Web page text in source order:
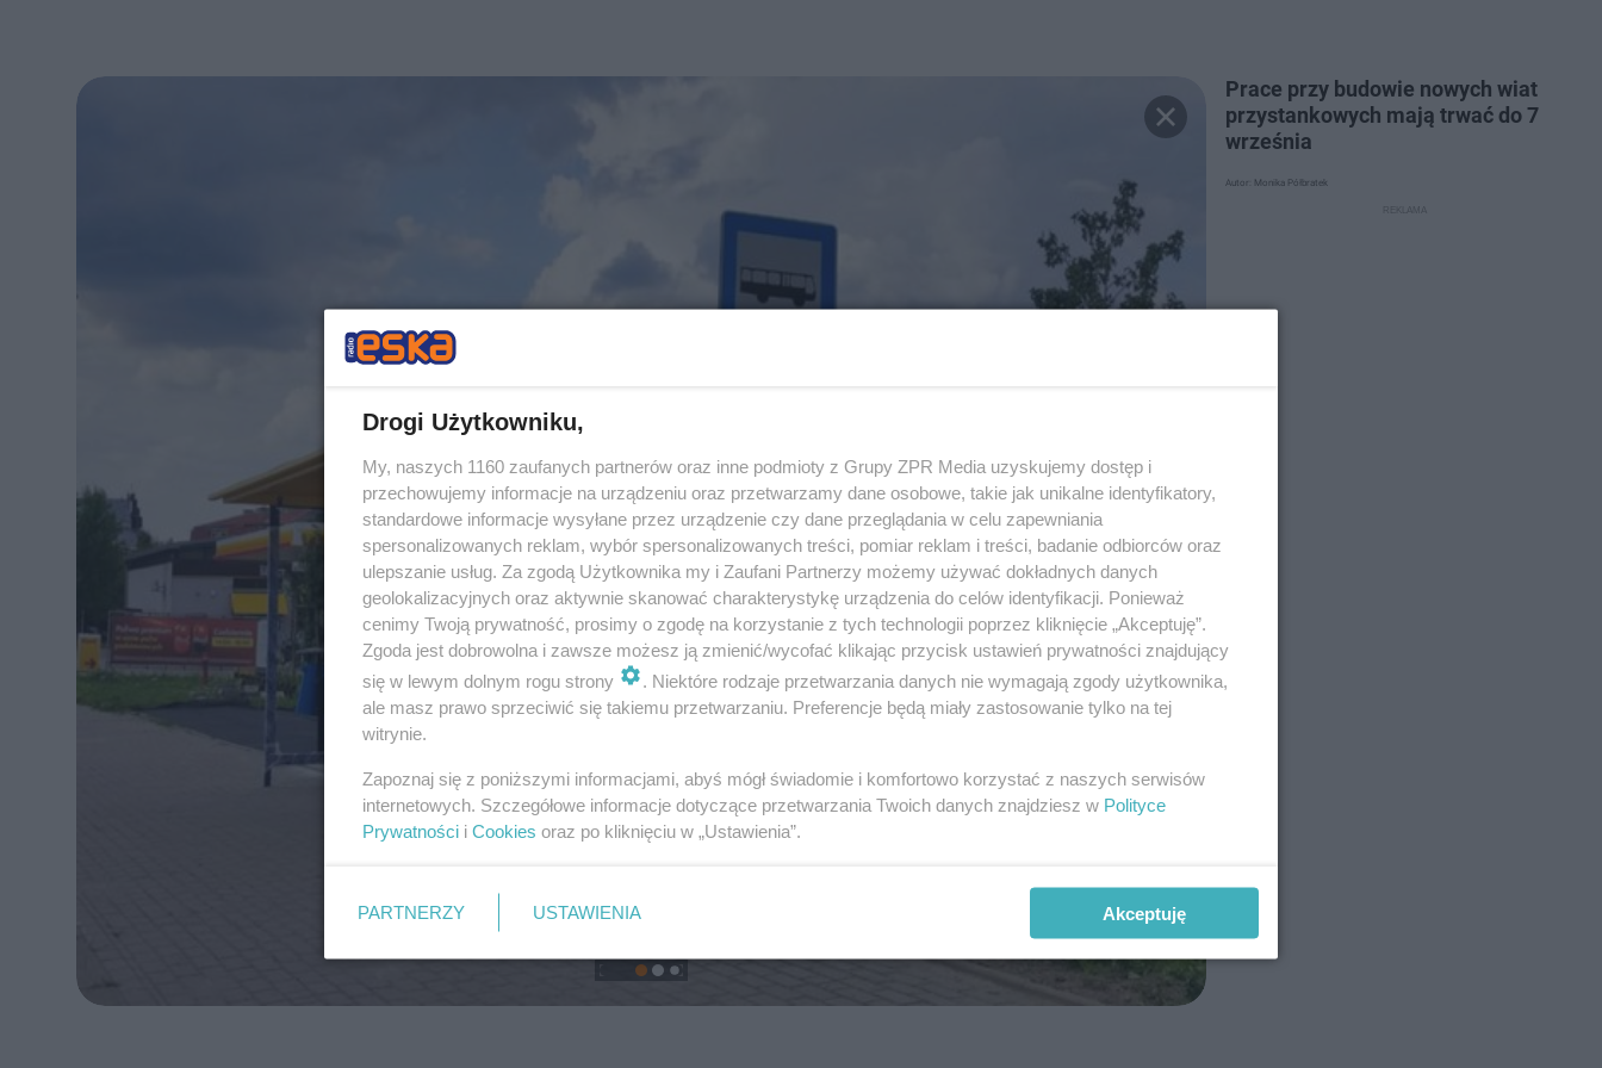
Prace przy budowie nowych wiat
przystankowych mają trwać do 7
września
Autor: Monika Półbratek
Drogi Użytkowniku,
My, naszych 1160 zaufanych partnerów oraz inne podmioty z Grupy ZPR Media uzyskujemy dostęp i
przechowujemy informacje na urządzeniu oraz przetwarzamy dane osobowe, takie jak unikalne identyfikatory,
standardowe informacje wysyłane przez urządzenie czy dane przeglądania w celu zapewniania
spersonalizowanych reklam, wybór spersonalizowanych treści, pomiar reklam i treści, badanie odbiorców oraz
ulepszanie usług. Za zgodą Użytkownika my i Zaufani Partnerzy możemy używać dokładnych danych
geolokalizacyjnych oraz aktywnie skanować charakterystykę urządzenia do celów identyfikacji. Ponieważ
cenimy Twoją prywatność, prosimy o zgodę na korzystanie z tych technologii poprzez kliknięcie „Akceptuję”.
Zgoda jest dobrowolna i zawsze możesz ją zmienić/wycofać klikając przycisk ustawień prywatności znajdujący
się w lewym dolnym rogu strony
. Niektóre rodzaje przetwarzania danych nie wymagają zgody użytkownika,
ale masz prawo sprzeciwić się takiemu przetwarzaniu. Preferencje będą miały zastosowanie tylko na tej
witrynie.
Zapoznaj się z poniższymi informacjami, abyś mógł świadomie i komfortowo korzystać z naszych serwisów
internetowych. Szczegółowe informacje dotyczące przetwarzania Twoich danych znajdziesz w Polityce
Prywatności i Cookies oraz po kliknięciu w „Ustawienia”.
PARTNERZY USTAWIENIA Akceptuję